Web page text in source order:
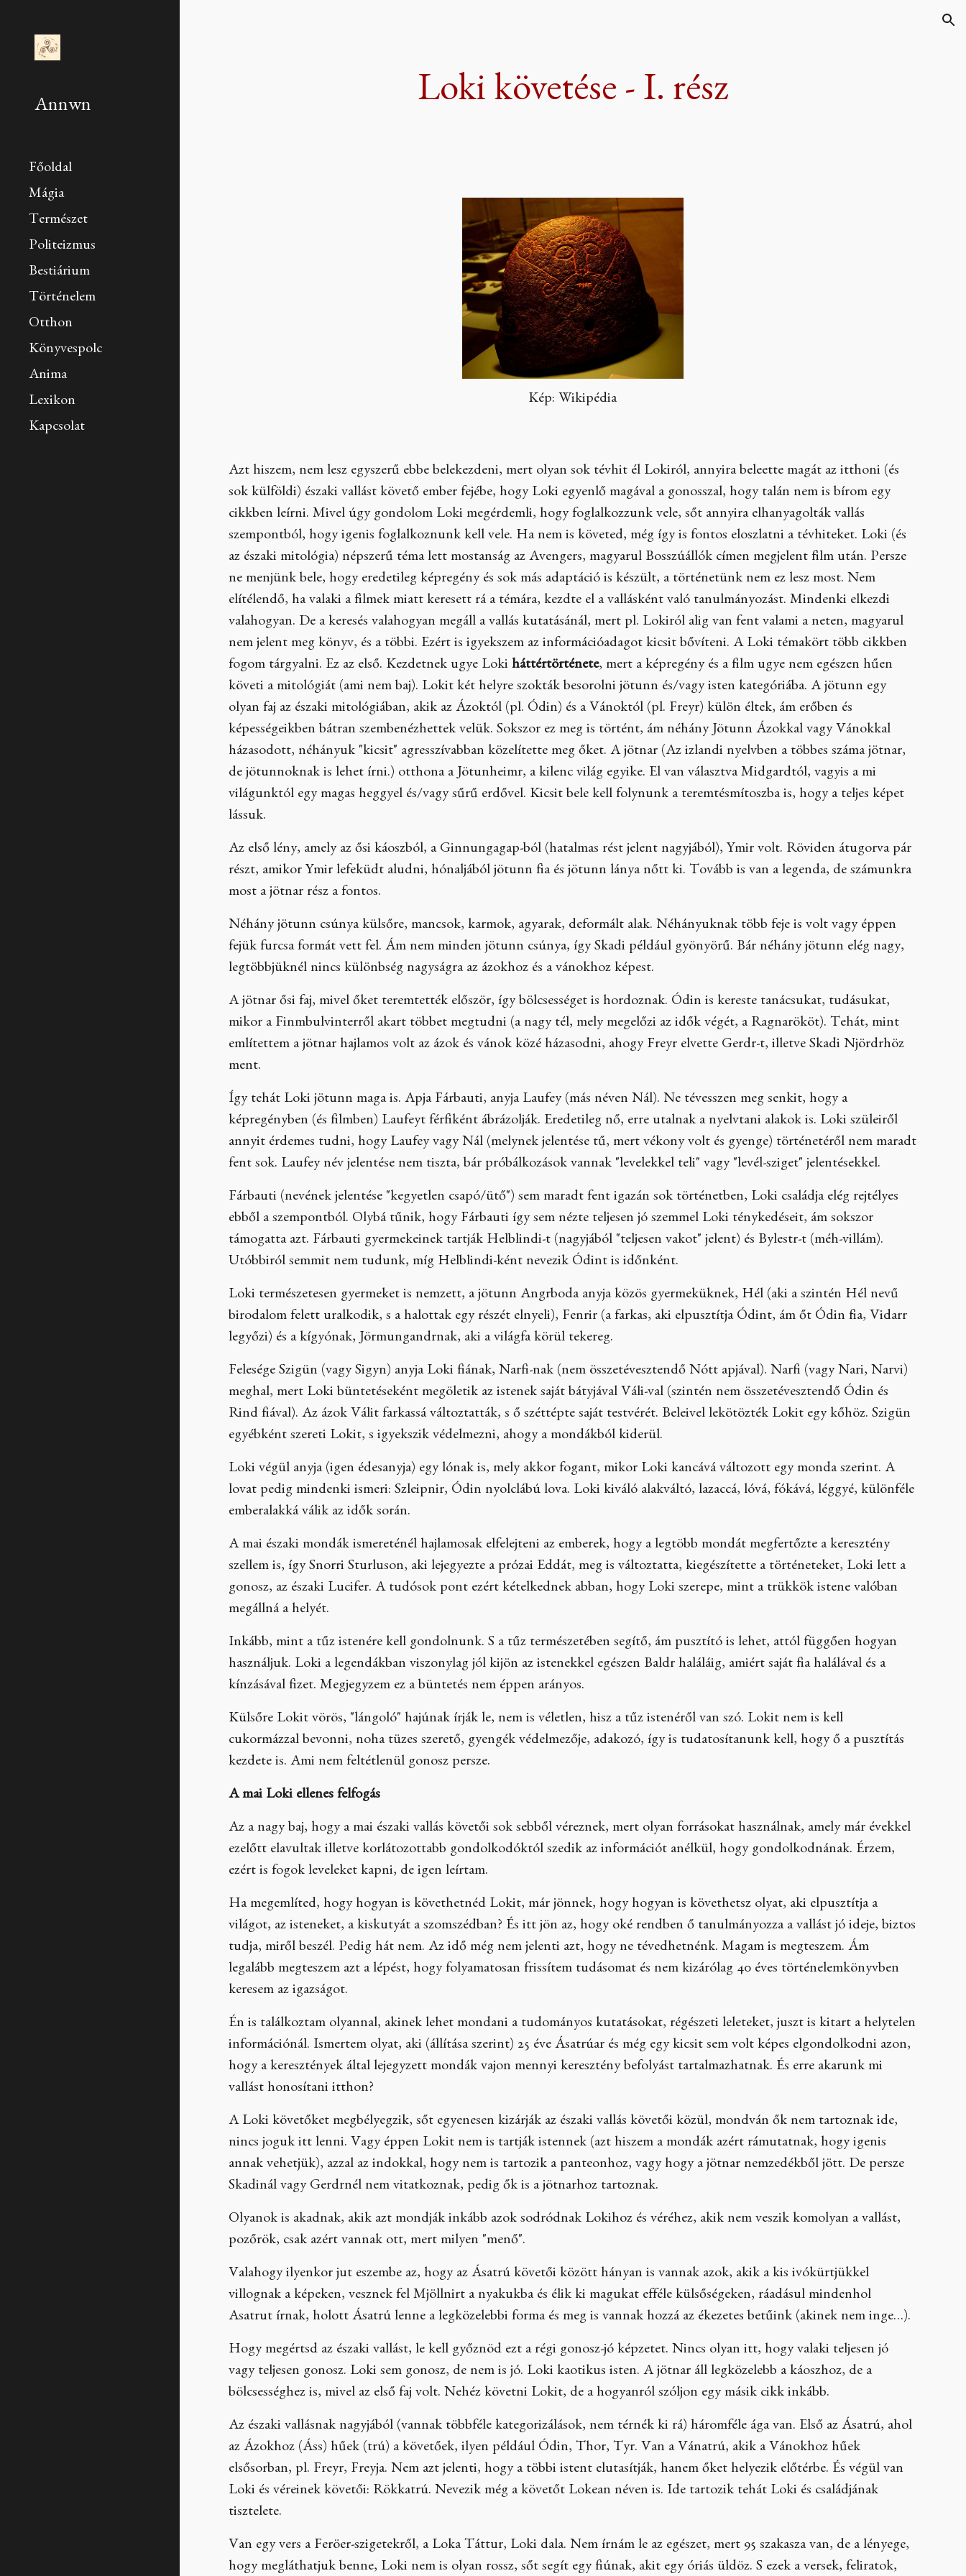
Annwn
Főoldal
Mágia
Természet
Politeizmus
Bestiárium
Történelem
Otthon
Könyvespolc
Anima
Lexikon
Kapcsolat
Loki követése - I. rész
Kép: Wikipédia
Azt hiszem, nem lesz egyszerű ebbe belekezdeni, mert olyan sok tévhit él Lokiról, annyira beleette magát az itthoni (és
sok külföldi) északi vallást követő ember fejébe, hogy Loki egyenlő magával a gonosszal, hogy talán nem is bírom egy
cikkben leírni. Mivel úgy gondolom Loki megérdemli, hogy foglalkozzunk vele, sőt annyira elhanyagolták vallás
szempontból, hogy igenis foglalkoznunk kell vele. Ha nem is követed, még így is fontos eloszlatni a tévhiteket. Loki (és
az északi mitológia) népszerű téma lett mostanság az Avengers, magyarul Bosszúállók címen megjelent film után. Persze
ne menjünk bele, hogy eredetileg képregény és sok más adaptáció is készült, a történetünk nem ez lesz most. Nem
elítélendő, ha valaki a filmek miatt keresett rá a témára, kezdte el a vallásként való tanulmányozást. Mindenki elkezdi
valahogyan. De a keresés valahogyan megáll a vallás kutatásánál, mert pl. Lokiról alig van fent valami a neten, magyarul
nem jelent meg könyv, és a többi. Ezért is igyekszem az információadagot kicsit bővíteni. A Loki témakört több cikkben
fogom tárgyalni. Ez az első. Kezdetnek ugye Lokiháttértörténete, mert a képregény és a film ugye nem egészen hűen
követi a mitológiát (ami nem baj). Lokit két helyre szokták besorolni jötunn és/vagy isten kategóriába. A jötunn egy
olyan faj az északi mitológiában, akik az Ázoktól (pl. Ódin) és a Vánoktól (pl. Freyr) külön éltek, ám erőben és
képességeikben bátran szembenézhettek velük. Sokszor ez meg is történt, ám néhány Jötunn Ázokkal vagy Vánokkal
házasodott, néhányuk "kicsit" agresszívabban közelítette meg őket. A jötnar (Az izlandi nyelvben a többes száma jötnar,
de jötunnoknak is lehet írni.) otthona a Jötunheimr, a kilenc világ egyike. El van választva Midgardtól, vagyis a mi
világunktól egy magas heggyel és/vagy sűrű erdővel. Kicsit bele kell folynunk a teremtésmítoszba is, hogy a teljes képet
lássuk.
Az első lény, amely az ősi káoszból, a Ginnungagap-ból (hatalmas rést jelent nagyjából), Ymir volt. Röviden átugorva pár
részt, amikor Ymir lefeküdt aludni, hónaljából jötunn fia és jötunn lánya nőtt ki. Tovább is van a legenda, de számunkra
most a jötnar rész a fontos.
Néhány jötunn csúnya külsőre, mancsok, karmok, agyarak, deformált alak. Néhányuknak több feje is volt vagy éppen
fejük furcsa formát vett fel. Ám nem minden jötunn csúnya, így Skadi például gyönyörű. Bár néhány jötunn elég nagy,
legtöbbjüknél nincs különbség nagyságra az ázokhoz és a vánokhoz képest.
A jötnar ősi faj, mivel őket teremtették először, így bölcsességet is hordoznak. Ódin is kereste tanácsukat, tudásukat,
mikor a Finmbulvinterről akart többet megtudni (a nagy tél, mely megelőzi az idők végét, a Ragnarököt). Tehát, mint
említettem a jötnar hajlamos volt az ázok és vánok közé házasodni, ahogy Freyr elvette Gerdr-t, illetve Skadi Njördrhöz
ment.
Így tehát Loki jötunn maga is. Apja Fárbauti, anyja Laufey (más néven Nál). Ne tévesszen meg senkit, hogy a
képregényben (és filmben) Laufeyt férfiként ábrázolják. Eredetileg nő, erre utalnak a nyelvtani alakok is. Loki szüleiről
annyit érdemes tudni, hogy Laufey vagy Nál (melynek jelentése tű, mert vékony volt és gyenge) történetéről nem maradt
fent sok. Laufey név jelentése nem tiszta, bár próbálkozások vannak "levelekkel teli" vagy "levél-sziget" jelentésekkel.
Fárbauti (nevének jelentése "kegyetlen csapó/ütő") sem maradt fent igazán sok történetben, Loki családja elég rejtélyes
ebből a szempontból. Olybá tűnik, hogy Fárbauti így sem nézte teljesen jó szemmel Loki ténykedéseit, ám sokszor
támogatta azt. Fárbauti gyermekeinek tartják Helblindi-t (nagyjából "teljesen vakot" jelent) és Bylestr-t (méh-villám).
Utóbbiról semmit nem tudunk, míg Helblindi-ként nevezik Ódint is időnként.
Loki természetesen gyermeket is nemzett, a jötunn Angrboda anyja közös gyermeküknek, Hél (aki a szintén Hél nevű
birodalom felett uralkodik, s a halottak egy részét elnyeli), Fenrir (a farkas, aki elpusztítja Ódint, ám őt Ódin fia, Vidarr
legyőzi) és a kígyónak, Jörmungandrnak, aki a világfa körül tekereg.
Felesége Szigün (vagy Sigyn) anyja Loki fiának, Narfi-nak (nem összetévesztendő Nótt apjával). Narfi (vagy Nari, Narvi)
meghal, mert Loki büntetéseként megöletik az istenek saját bátyjával Váli-val (szintén nem összetévesztendő Ódin és
Rind fiával). Az ázok Válit farkassá változtatták, s ő széttépte saját testvérét. Beleivel lekötözték Lokit egy kőhöz. Szigün
egyébként szereti Lokit, s igyekszik védelmezni, ahogy a mondákból kiderül.
Loki végül anyja (igen édesanyja) egy lónak is, mely akkor fogant, mikor Loki kancává változott egy monda szerint. A
lovat pedig mindenki ismeri: Szleipnir, Ódin nyolclábú lova. Loki kiváló alakváltó, lazaccá, lóvá, fókává, léggyé, különféle
emberalakká válik az idők során.
A mai északi mondák ismereténél hajlamosak elfelejteni az emberek, hogy a legtöbb mondát megfertőzte a keresztény
szellem is, így Snorri Sturluson, aki lejegyezte a prózai Eddát, meg is változtatta, kiegészítette a történeteket, Loki lett a
gonosz, az északi Lucifer. A tudósok pont ezért kételkednek abban, hogy Loki szerepe, mint a trükkök istene valóban
megállná a helyét.
Inkább, mint a tűz istenére kell gondolnunk. S a tűz természetében segítő, ám pusztító is lehet, attól függően hogyan
használjuk. Loki a legendákban viszonylag jól kijön az istenekkel egészen Baldr haláláig, amiért saját fia halálával és a
kínzásával fizet. Megjegyzem ez a büntetés nem éppen arányos.
Külsőre Lokit vörös, "lángoló" hajúnak írják le, nem is véletlen, hisz a tűz istenéről van szó. Lokit nem is kell
cukormázzal bevonni, noha tüzes szerető, gyengék védelmezője, adakozó, így is tudatosítanunk kell, hogy ő a pusztítás
kezdete is. Ami nem feltétlenül gonosz persze.
A mai Loki ellenes felfogás
Az a nagy baj, hogy a mai északi vallás követői sok sebből véreznek, mert olyan forrásokat használnak, amely már évekkel
ezelőtt elavultak illetve korlátozottabb gondolkodóktól szedik az információt anélkül, hogy gondolkodnának. Érzem,
ezért is fogok leveleket kapni, de igen leírtam.
Ha megemlíted, hogy hogyan is követhetnéd Lokit, már jönnek, hogy hogyan is követhetsz olyat, aki elpusztítja a
világot, az isteneket, a kiskutyát a szomszédban? És itt jön az, hogy oké rendben ő tanulmányozza a vallást jó ideje, biztos
tudja, miről beszél. Pedig hát nem. Az idő még nem jelenti azt, hogy ne tévedhetnénk. Magam is megteszem. Ám
legalább megteszem azt a lépést, hogy folyamatosan frissítem tudásomat és nem kizárólag 40 éves történelemkönyvben
keresem az igazságot.
Én is találkoztam olyannal, akinek lehet mondani a tudományos kutatásokat, régészeti leleteket, juszt is kitart a helytelen
információnál. Ismertem olyat, aki (állítása szerint) 25 éve Ásatrúar és még egy kicsit sem volt képes elgondolkodni azon,
hogy a keresztények által lejegyzett mondák vajon mennyi keresztény befolyást tartalmazhatnak. És erre akarunk mi
vallást honosítani itthon?
A Loki követőket megbélyegzik, sőt egyenesen kizárják az északi vallás követői közül, mondván ők nem tartoznak ide,
nincs joguk itt lenni. Vagy éppen Lokit nem is tartják istennek (azt hiszem a mondák azért rámutatnak, hogy igenis
annak vehetjük), azzal az indokkal, hogy nem is tartozik a panteonhoz, vagy hogy a jötnar nemzedékből jött. De persze
Skadinál vagy Gerdrnél nem vitatkoznak, pedig ők is a jötnarhoz tartoznak.
Olyanok is akadnak, akik azt mondják inkább azok sodródnak Lokihoz és véréhez, akik nem veszik komolyan a vallást,
pozőrök, csak azért vannak ott, mert milyen "menő".
Valahogy ilyenkor jut eszembe az, hogy az Ásatrú követői között hányan is vannak azok, akik a kis ivókürtjükkel
villognak a képeken, vesznek fel Mjöllnirt a nyakukba és élik ki magukat efféle külsőségeken, ráadásul mindenhol
Asatrut írnak, holott Ásatrú lenne a legközelebbi forma és meg is vannak hozzá az ékezetes betűink (akinek nem inge…).
Hogy megértsd az északi vallást, le kell győznöd ezt a régi gonosz-jó képzetet. Nincs olyan itt, hogy valaki teljesen jó
vagy teljesen gonosz. Loki sem gonosz, de nem is jó. Loki kaotikus isten. A jötnar áll legközelebb a káoszhoz, de a
bölcsességhez is, mivel az első faj volt. Nehéz követni Lokit, de a hogyanról szóljon egy másik cikk inkább.
Az északi vallásnak nagyjából (vannak többféle kategorizálások, nem térnék ki rá) háromféle ága van. Első az Ásatrú, ahol
az Ázokhoz (Áss) hűek (trú) a követőek, ilyen például Ódin, Thor, Tyr. Van a Vánatrú, akik a Vánokhoz hűek
elsősorban, pl. Freyr, Freyja. Nem azt jelenti, hogy a többi istent elutasítják, hanem őket helyezik előtérbe. És végül van
Loki és véreinek követői: Rökkatrú. Nevezik még a követőt Lokean néven is. Ide tartozik tehát Loki és családjának
tisztelete.
Van egy vers a Feröer-szigetekről, a Loka Táttur, Loki dala. Nem írnám le az egészet, mert 95 szakasza van, de a lényege,
hogy megláthatjuk benne, Loki nem is olyan rossz, sőt segít egy fiúnak, akit egy óriás üldöz. S ezek a versek, feliratok,